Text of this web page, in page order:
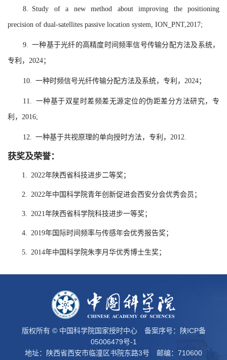
8. Study of a new method about improving the positioning
precision of dual-satellites passive location system, ION_PNT,2017;
9. 一种基于光纤的高精度时间频率信号传输分配方法及系统，
专利，2024；
10. 一种时频信号光纤传输分配方法及系统， 专利，2024；
11. 一种基于双星时差频差无源定位的伪距差分方法研究，专
利，2016;
12. 一种基于共视原理的单向授时方法，专利，2012.
获奖及荣誉：
1. 2022年陕西省科技进步二等奖；
2. 2022年中国科学院青年创新促进会西安分会优秀会员；
3. 2021年陕西省科学院科技进步一等奖；
4. 2019年国际时间频率与传感年会优秀报告奖；
5. 2014年中国科学院朱李月华优秀博士生奖；
版权所有 © 中国科学院国家授时中心 备案序号：
陕ICP备
05006479号-1
地址：陕西省西安市临潼区书院东路3号 邮编：710600